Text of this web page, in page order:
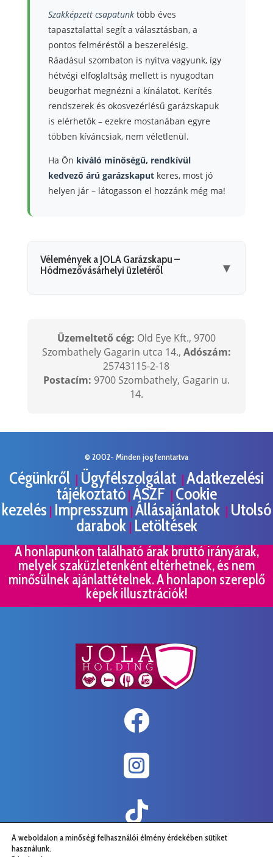
Szakképzett csapatunktöbb éves
tapasztalattal segít a választásban, a
pontos felméréstől a beszerelésig.
Ráadásul szombaton is nyitva vagyunk, így
hétvégi elfoglaltság mellett is nyugodtan
beugorhat megnézni a kínálatot. Kerítés
rendszerek és okosvezérlésű garázskapuk
is elérhetők – ezekre mostanában egyre
többen kíváncsiak, nem véletlenül.
Ha Ön kiváló minőségű, rendkívül
kedvező árú garázskaputkeres, most jó
helyen jár – látogasson el hozzánk még ma!
Vélemények a JOLA Garázskapu –
Hódmezővásárhelyi üzletéről
▼
Üzemeltető cég: Old Eye Kft., 9700
Szombathely Gagarin utca 14., Adószám:
25743115-2-18
Postacím: 9700 Szombathely, Gagarin u.
14.
© 2002- Minden jog fenntartva
Cégünkről Ügyfélszolgálat Adatkezelési
tájékoztató| ÁSZF Cookie
kezelés Impresszum Állásajánlatok Utolsó
darabok Letöltések
A honlapunkon található árak bruttó irányárak,
melyek szaküzletenként eltérhetnek, és nem
minősülnek ajánlattételnek. A honlapon szereplő
képek illusztrációk!



A weboldalon a minőségi felhasználói élmény érdekében sütiket
használunk.